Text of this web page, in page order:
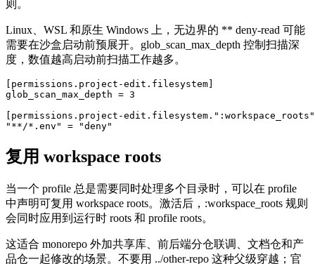
则。
Linux、WSL 和原生 Windows 上，无边界的 ** deny-read 可能
需要在沙盒启动前预展开。glob_scan_max_depth 控制扫描深
度，数值越高启动前扫描工作越多。
[permissions.project-edit.filesystem]
glob_scan_max_depth = 3
[permissions.project-
"**/*.env" = "deny"
复用 workspace roots
当一个 profile 总是需要同时处理多个目录时，可以在 profile
中声明可复用 workspace roots。激活后，:workspace_roots 规则
会同时应用到运行时 roots 和 profile roots。
这适合 monorepo 外加共享库、前后端分仓联调、文档仓和产
品仓一起修改的场景。不要用 ../other-repo 这种父级穿越；官